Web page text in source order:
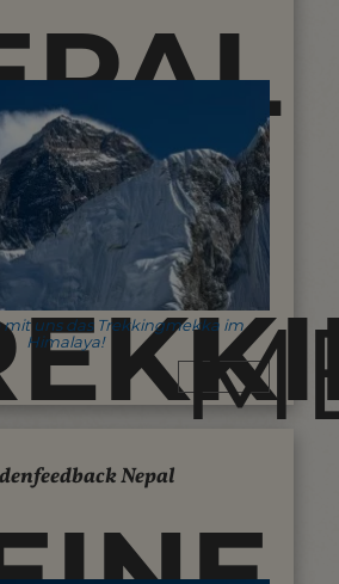
-
&
mit uns das Trekkingmekka im
Himalaya!
Nepal